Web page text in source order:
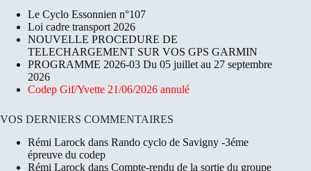
Le Cyclo Essonnien n°107
Loi cadre transport 2026
NOUVELLE PROCEDURE DE
TELECHARGEMENT SUR VOS GPS GARMIN
PROGRAMME 2026-03 Du 05 juillet au 27 septembre
2026
Codep Gif/Yvette 21/06/2026 annulé
VOS DERNIERS COMMENTAIRES
Rémi Larock dans Rando cyclo de Savigny -3éme
épreuve du codep
Rémi Larock dans Compte-rendu de la sortie du groupe